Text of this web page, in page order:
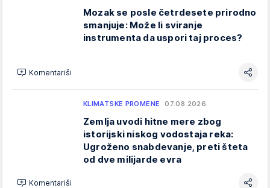
Mozak se posle četrdesete prirodno
smanjuje: Može li sviranje
instrumenta da uspori taj proces?
Komentariši
KLIMATSKE PROMENE 07.08.2026.
Zemlja uvodi hitne mere zbog
istorijski niskog vodostaja reka:
Ugroženo snabdevanje, preti šteta
od dve milijarde evra
Komentariši